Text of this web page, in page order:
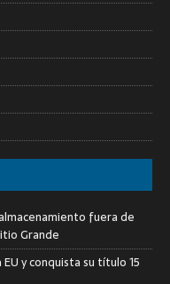
fuera de
Grande
y conquista su título 15